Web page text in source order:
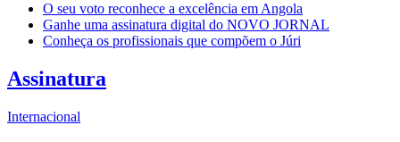
O seu voto reconhece a excelência em Angola
Ganhe uma assinatura digital do NOVO JORNAL
Conheça os profissionais que compõem o Júri
Assinatura
Internacional